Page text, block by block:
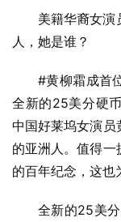
美籍华裔女演
人，她是谁？
#黄柳霜成首
全新的25美分硬
中国好莱坞女演员
的亚洲人。值得
的百年纪念，这也
全新的25美